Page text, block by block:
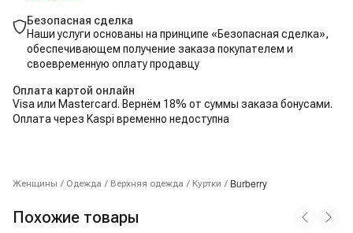
Безопасная сделка
Наши услуги основаны на принципе «Безопасная сделка»,
обеспечивающем получение заказа покупателем и
своевременную оплату продавцу
Оплата картой онлайн
Visa или Mastercard. Вернём 18% от суммы заказа бонусами.
Оплата через Kaspi временно недоступна
Женщины / Одежда / Верхняя одежда / Куртки / Burberry
Похожие товары